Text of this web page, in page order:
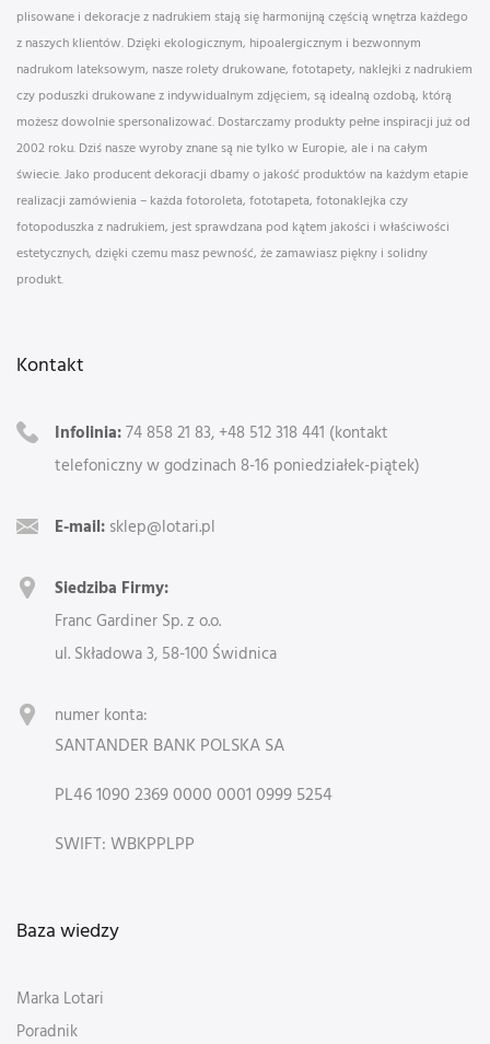
plisowane i dekoracje z nadrukiem stają się harmonijną częścią wnętrza każdego
z naszych klientów. Dzięki ekologicznym, hipoalergicznym i bezwonnym
nadrukom lateksowym, nasze rolety drukowane, fototapety, naklejki z nadrukiem
czy poduszki drukowane z indywidualnym zdjęciem, są idealną ozdobą, którą
możesz dowolnie spersonalizować. Dostarczamy produkty pełne inspiracji już od
2002 roku. Dziś nasze wyroby znane są nie tylko w Europie, ale i na całym
świecie. Jako producent dekoracji dbamy o jakość produktów na każdym etapie
realizacji zamówienia – każda fotoroleta, fototapeta, fotonaklejka czy
fotopoduszka z nadrukiem, jest sprawdzana pod kątem jakości i właściwości
estetycznych, dzięki czemu masz pewność, że zamawiasz piękny i solidny
produkt.
Kontakt
Infolinia:74 858 21 83, +48 512 318 441 (kontakt
telefoniczny w godzinach 8-16 poniedziałek-piątek)
E-mail: sklep@lotari.pl
Siedziba Firmy:
Franc Gardiner Sp. z o.o.
ul. Składowa 3, 58-100 Świdnica
numer konta:
SANTANDER BANK POLSKA SA
PL46 1090 2369 0000 0001 0999 5254
SWIFT: WBKPPLPP
Baza wiedzy
Marka Lotari
Poradnik